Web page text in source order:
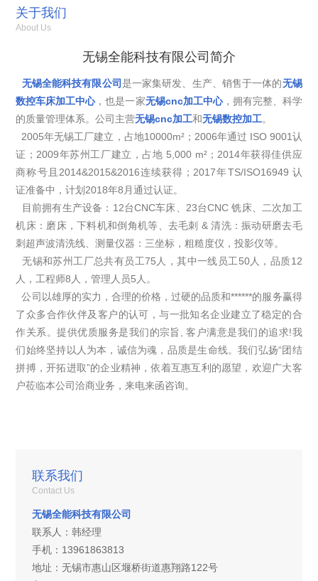
关于我们
About Us
无锡全能科技有限公司简介
无锡全能科技有限公司 是一家集研发、生产、销售于一体的无锡
数控车床加工中心，也是一家无锡cnc加工中心，拥有完整、科学
的质量管理体系。公司主营无锡cnc加工和无锡数控加工。
2005年无锡工厂建立，占地10000m²；2006年通过 ISO 9001认
证；2009年苏州工厂建立，占地 5,000 m²；2014年获得佳供应
商称号且2014&2015&2016连续获得；2017年TS/ISO16949 认
证准备中，计划2018年8月通过认证。
目前拥有生产设备：12台CNC车床、23台CNC 铣床、二次加工
机床：磨床，下料机和倒角机等、去毛刺 & 清洗：振动研磨去毛
刺超声波清洗线、测量仪器：三坐标，粗糙度仪，投影仪等。
无锡和苏州工厂总共有员工75人，其中一线员工50人，品质12
人，工程师8人，管理人员5人。
公司以雄厚的实力，合理的价格，过硬的品质和******的服务赢得
了众多合作伙伴及客户的认可，与一批知名企业建立了稳定的合
作关系。提供优质服务是我们的宗旨, 客户满意是我们的追求!我
们始终坚持以人为本，诚信为魂，品质是生命线。我们弘扬“团结
拼搏，开拓进取”的企业精神，依着互惠互利的愿望，欢迎广大客
户莅临本公司洽商业务，来电来函咨询。
联系我们
Contact Us
无锡全能科技有限公司
联系人：韩经理
手机：13961863813
地址：无锡市惠山区堰桥街道惠翔路122号